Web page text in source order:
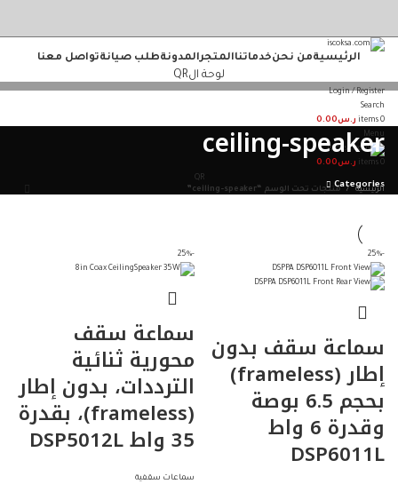
966542922270+
الرئيسيةمن نحنخدماتناالمتجرالمدونةطلب صيانةتواصل معنا
لوحة الQR
Login / Register
Search
0
items ر.س0.00
Menu
0
items ر.س0.00
QR
ceiling-speaker
Categories
الرئيسية منتجات تحت الوسم “ceiling-speaker”
-25%
سماعة سقف بدون
إطار (frameless)
بحجم 6.5 بوصة
وقدرة 6 واط
DSP6011L
-25%
سماعة سقف
محورية ثنائية
الترددات، بدون إطار
(frameless)، بقدرة
35 واط DSP5012L
سماعات سقفية